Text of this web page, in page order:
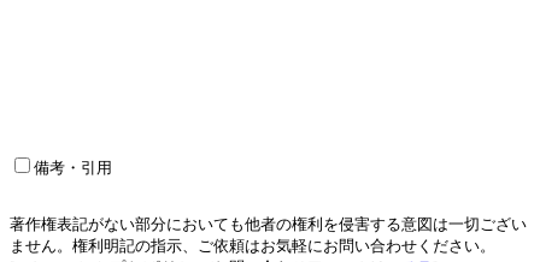
備考・引用
著作権表記がない部分においても他者の権利を侵害する意図は一切ござい
ません。権利明記の指示、ご依頼はお気軽にお問い合わせください。